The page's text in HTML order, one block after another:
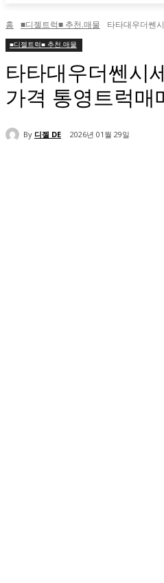
홈 ■디젤트럭■ 추천.매물 타타대우더쎈
■디젤트럭■ 추천.매물
타타대우더쎈시
가격 통영트럭매
By 디젤 DE 2026년 01월 29일